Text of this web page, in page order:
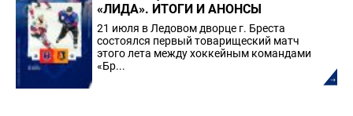
«ЛИДА». ИТОГИ И АНОНСЫ
21 июля в Ледовом дворце г. Бреста
состоялся первый товарищеский матч
этого лета между хоккейным командами
«Бр...